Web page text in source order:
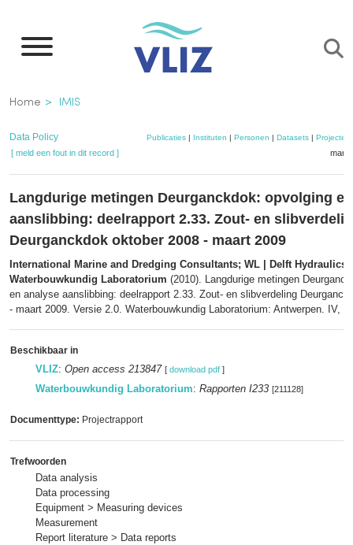
naar
inhoud
gaan
Kruimelpad
Home IMIS
Data Policy Publicaties| Instituten | Personen | Datasets| Projecten
[ meld een fout in dit record ]
Langdurige metingen Deurganckdok: opvolging
aanslibbing: deelrapport 2.33. Zout- en
Deurganckdok oktober 2008 - maart 2009
International Marine and Dredging Consultants; WL | Delft Hydraulics;
Waterbouwkundig Laboratorium (2010). Langdurige metingen
en analyse aanslibbing: deelrapport 2.33. Zout- en slibverdeling
- maart 2009. Versie 2.0. Waterbouwkundig Laboratorium: Antwerpen. IV,
Beschikbaar in
VLIZ: Open access 213847 [ download pdf ]
Waterbouwkundig Laboratorium: Rapporten I233 [211128]
Documenttype: Projectrapport
Trefwoorden
Data analysis
Data processing
Equipment > Measuring devices
Measurement
Report literature > Data reports